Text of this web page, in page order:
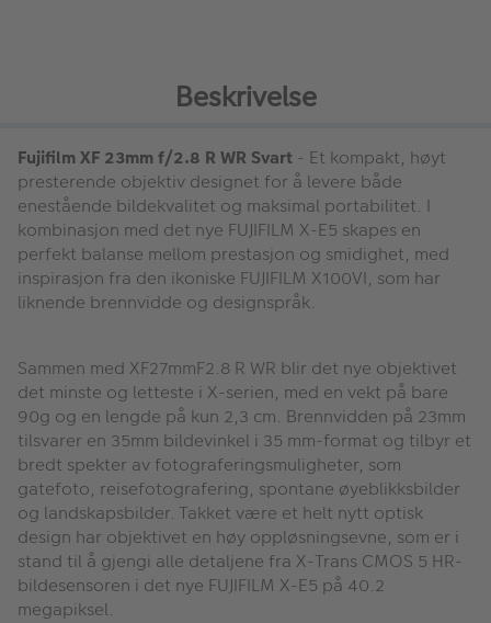
Beskrivelse
Fujifilm XF 23mm f/2.8 R WR Svart - Et kompakt, høyt
presterende objektiv designet for å levere både
enestående bildekvalitet og maksimal portabilitet. I
kombinasjon med det nye FUJIFILM X-E5 skapes en
perfekt balanse mellom prestasjon og smidighet, med
inspirasjon fra den ikoniske FUJIFILM X100VI, som har
liknende brennvidde og designspråk.
Sammen med XF27mmF2.8 R WR blir det nye objektivet
det minste og letteste i X-serien, med en vekt på bare
90g og en lengde på kun 2,3 cm. Brennvidden på 23mm
tilsvarer en 35mm bildevinkel i 35 mm-format og tilbyr et
bredt spekter av fotograferingsmuligheter, som
gatefoto, reisefotografering, spontane øyeblikksbilder
og landskapsbilder. Takket være et helt nytt optisk
design har objektivet en høy oppløsningsevne, som er i
stand til å gjengi alle detaljene fra X-Trans CMOS 5 HR-
bildesensoren i det nye FUJIFILM X-E5 på 40.2
megapiksel.